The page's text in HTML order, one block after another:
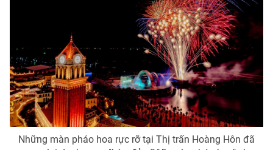
Những màn pháo hoa rực rỡ tại Thị trấn Hoàng Hôn đã